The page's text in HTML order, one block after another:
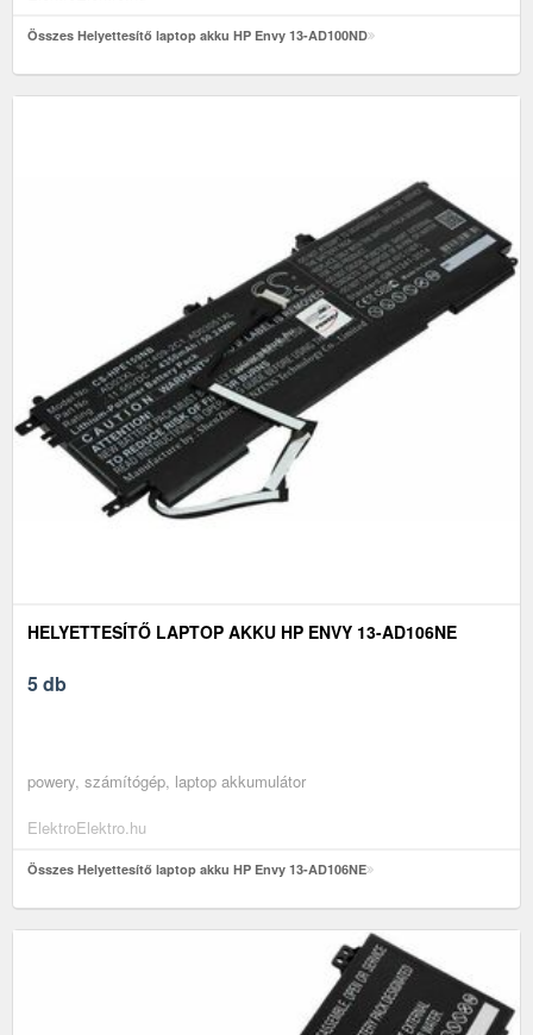
Összes Helyettesítő laptop akku HP Envy 13-AD100ND
HELYETTESÍTŐ LAPTOP AKKU HP ENVY 13-AD106NE
5 db
powery, számítógép, laptop akkumulátor
ElektroElektro.hu
Összes Helyettesítő laptop akku HP Envy 13-AD106NE